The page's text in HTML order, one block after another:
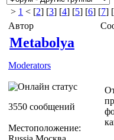
> 1 < [2] [3] [4] [5] [6] [7] [
Автор
Metabolya
Moderators
3550 сообщений
Местоположение: